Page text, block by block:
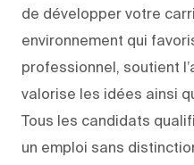
de développer votre
environnement qui
professionnel, soutient
valorise les idées ainsi
Tous les candidats
un emploi sans